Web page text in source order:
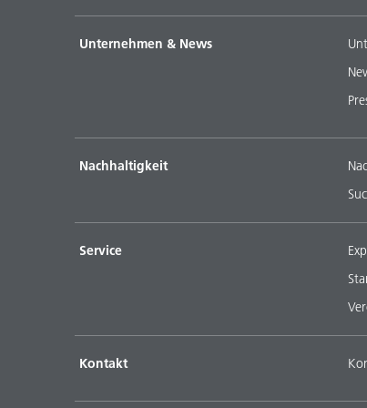
Unternehmen & News
Nachhaltigkeit
Service
Kontakt